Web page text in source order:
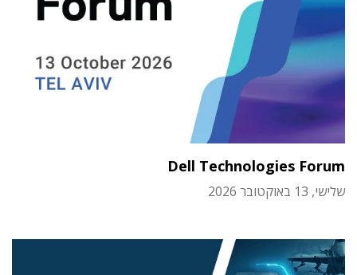
Dell Technologies Forum
שלישי, 13 באוקטובר 2026